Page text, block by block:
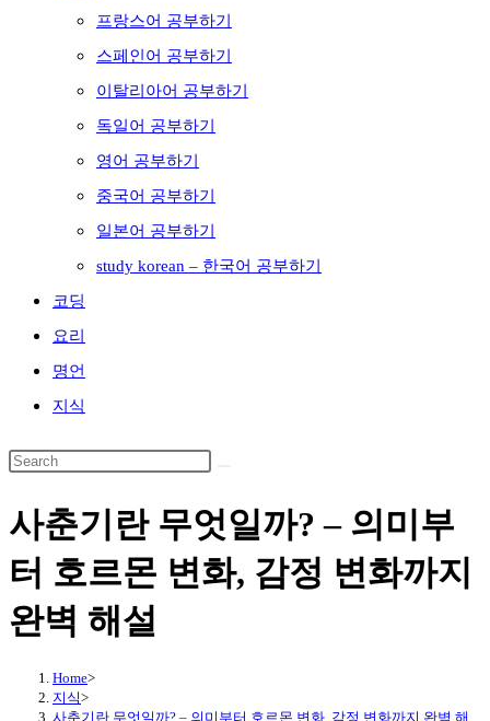
프랑스어 공부하기
스페인어 공부하기
이탈리아어 공부하기
독일어 공부하기
영어 공부하기
중국어 공부하기
일본어 공부하기
study korean – 한국어 공부하기
코딩
요리
명언
지식
사춘기란 무엇일까? – 의미부
터 호르몬 변화, 감정 변화까지
완벽 해설
Home>
지식>
사춘기란 무엇일까? – 의미부터 호르몬 변화, 감정 변화까지 완벽 해